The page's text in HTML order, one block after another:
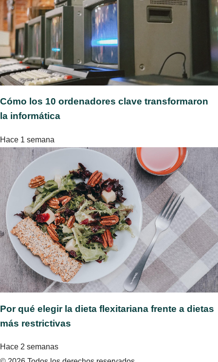
Cómo los 10 ordenadores clave transformaron
la informática
Hace 1 semana
Por qué elegir la dieta flexitariana frente a dietas
más restrictivas
Hace 2 semanas